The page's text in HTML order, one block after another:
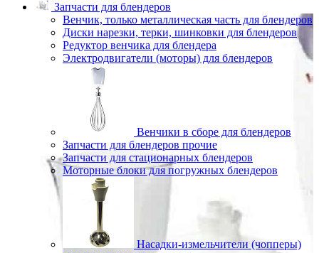
Запчасти для блендеров
Венчик, только металлическая часть для блендеров
Диски нарезки, терки, шинковки для блендеров
Редуктор венчика для блендера
Электродвигатели (моторы) для блендеров
Венчики в сборе для блендеров
Запчасти для блендеров прочие
Запчасти для стационарных блендеров
Моторные блоки для погружных блендеров
Насадки-измельчители (чопперы)